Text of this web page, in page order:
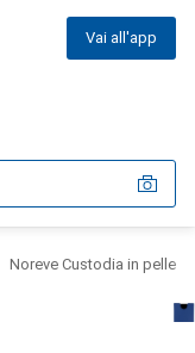
Vai all'app
Noreve Custodia in pelle